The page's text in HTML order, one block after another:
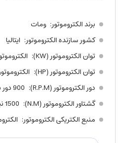
برند الکتروموتور ومات
کشور سازنده الکتروموتور ایتالیا
توان الکتروموتور (KW)
الکتروموتور 132
توان الکتروموتور (HP)
الکتروموتور 180 اسب
دور الکتروموتور (R.P.M)
900 دور بر دقیقه
گشتاور الکتروموتور (N.M)
1500 نیوتن متر
منبع الکتریکی الکتروموتور